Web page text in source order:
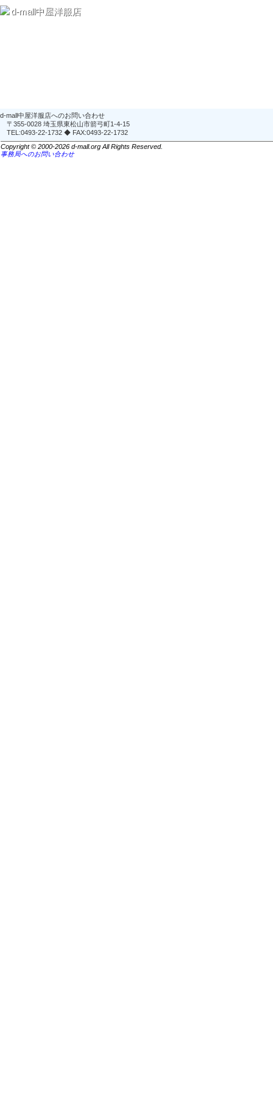
d-mall中屋洋服店
d-mall中屋洋服店へのお問い合わせ
〒355-0028 埼玉県東松山市箭弓町1-4-15
TEL:0493-22-1732 ◆ FAX:0493-22-1732
Copyright © 2000-2026 d-mall.org All Rights Reserved.
事務局へのお問い合わせ